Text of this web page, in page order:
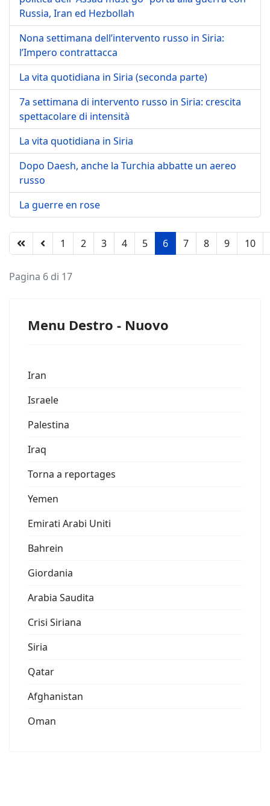
Russia, Iran ed Hezbollah
Nona settimana dell’intervento russo in Siria:
l’Impero contrattacca
La vita quotidiana in Siria (seconda parte)
7a settimana di intervento russo in Siria: crescita
spettacolare di intensità
La vita quotidiana in Siria
Dopo Daesh, anche la Turchia abbatte un aereo
russo
La guerre en rose
1 2 3 4 5 6 7 8 9 10
Pagina 6 di 17
Menu Destro - Nuovo
Iran
Israele
Palestina
Iraq
Torna a reportages
Yemen
Emirati Arabi Uniti
Bahrein
Giordania
Arabia Saudita
Crisi Siriana
Siria
Qatar
Afghanistan
Oman